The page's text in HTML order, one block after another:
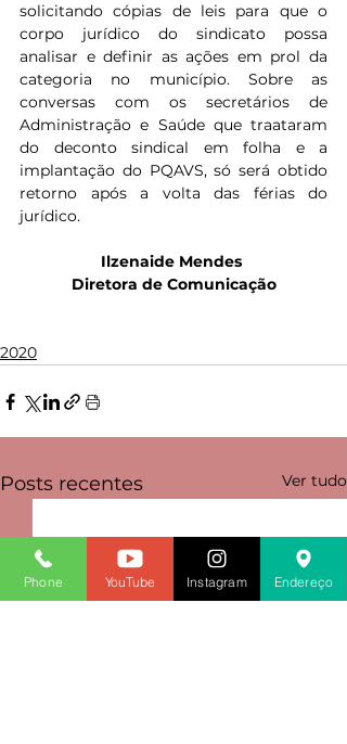
solicitando cópias de leis para que o
corpo jurídico do sindicato possa
analisar e definir as ações em prol da
categoria no município. Sobre as
conversas com os secretários de
Administração e Saúde que traataram
do deconto sindical em folha e a
implantação do PQAVS, só será obtido
retorno após a volta das férias do
jurídico.
Ilzenaide Mendes
Diretora de Comunicação
2020
Posts recentes Ver tudo
Phone YouTube Instagram Endereço